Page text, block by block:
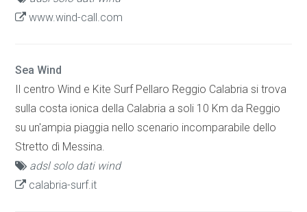
www.wind-call.com
Sea Wind
Il centro Wind e Kite Surf Pellaro Reggio Calabria si trova
sulla costa ionica della Calabria a soli 10 Km da Reggio
su un'ampia piaggia nello scenario incomparabile dello
Stretto dì Messina.
adsl solo dati wind
calabria-surf.it